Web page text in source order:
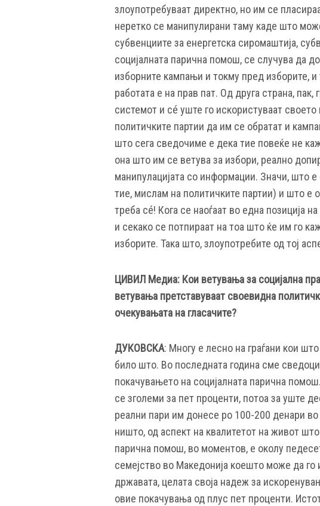
злоупотребуваат директно, но им се
неретко се манипулирани таму каде што
субвенциите за енергетска сиромаштија,
социјалната парична помош, се случува да
изборните кампањи и токму пред изборите,
работата е на прав пат. Од друга страна,
системот и сé уште го искористуваат
политичките партии да им се обратат и
што сега сведочиме е дека тие повеќе не
она што им се ветува за избори, реално
манипулацијата со информации. Значи, што
тие, мислам на политичките партии) и што е
треба сé! Кога се наоѓаат во една позиција
и секако се потпираат на тоа што ќе им го
изборите. Така што, злоупотребите од тој
ЦИВИЛ Медиа: Кои ветувања за социјална
ветувања претставуваат своевидна
очекувањата на гласачите?
ДУКОВСКА: Многу е лесно на граѓани кои
било што. Во последната година сме
покачувањето на социјалната парична
се зголеми за пет проценти, потоа за уште
реални пари им донесе po 100-200 денари
ништо, од аспект на квалитетот на живот
парична помош, во моментов, е околу
семејство во Македонија коешто може да го
државата, целата своја надеж за
овие покачувања од плус пет проценти.